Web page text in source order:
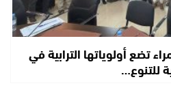
تضع أولوياتها الترابية في
للتنوع…